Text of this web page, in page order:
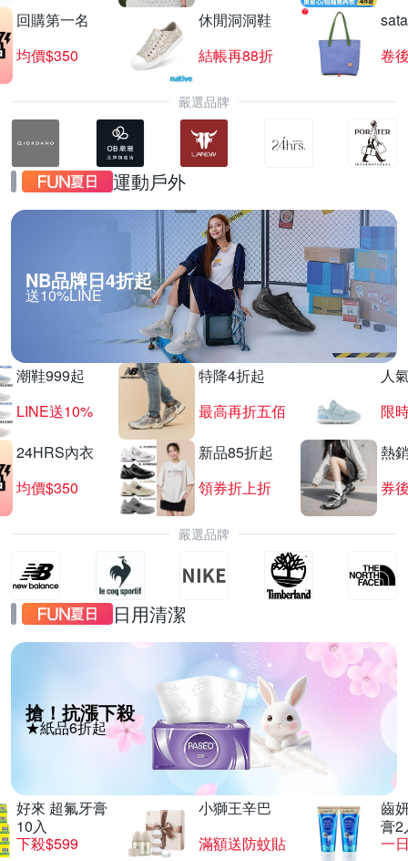
回購第一名
均價$350
休閒洞洞鞋
結帳再88折
卷
嚴選品牌
運動戶外
NB品牌日4折起
送10%LINE
潮鞋999起
LINE送10%
特降4折起
最高再折五佰
人
限
24HRS內衣
均價$350
新品85折起
領券折上折
熱
券
嚴選品牌
日用清潔
搶！抗漲下殺
★紙品6折起
好來 超氟牙膏
10入
下殺$599
小獅王辛巴
滿額送防蚊貼
齒
膏2
一